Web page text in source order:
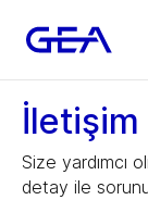
İletişim
Size yardımcı
detay ile